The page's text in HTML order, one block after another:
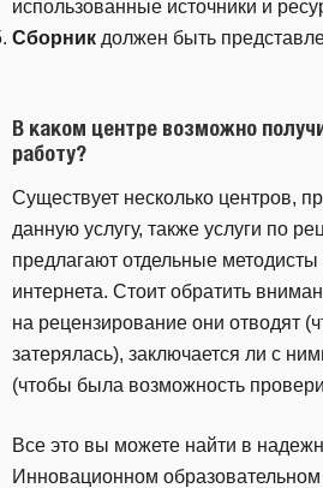
использованные источники и
Сборник должен быть
В каком центре возможно
работу?
Существует несколько центров,
данную услугу, также услуги по
предлагают отдельные методисты
интернета. Стоит обратить
на рецензирование они отводят
затерялась), заключается ли с
(чтобы была возможность
Все это вы можете найти в
Инновационном